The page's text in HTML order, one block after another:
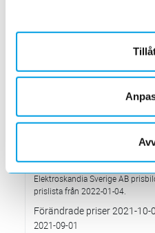
Med anledning av
har Elektroskandia adresserat
pågående affärsrelationer med
Förändrade priser 2022-04-01
Med anledning av stigande
Prisavisering per den 4:e
Med anledning av rådande
Elektroskandia Sverige AB
prislista från 2022-01-04.
Förändrade priser 2021-10-
2021-09-01